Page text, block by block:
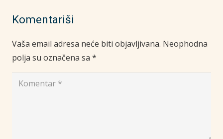
Komentariši
Vaša email adresa neće biti objavljivana. Neophodna
polja su označena sa *